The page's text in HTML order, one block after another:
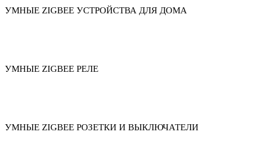
УМНЫЕ ZIGBEE УСТРОЙСТВА ДЛЯ ДОМА
УМНЫЕ ZIGBEE РЕЛЕ
УМНЫЕ ZIGBEE РОЗЕТКИ И ВЫКЛЮЧАТЕЛИ